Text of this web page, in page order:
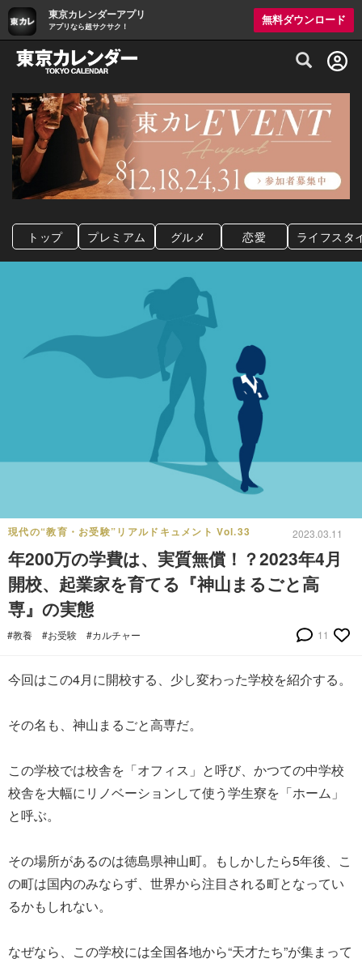
東京カレンダーアプリ
アプリなら超サクサク！
無料ダウンロード
グルメ情報・プレミアムレストラン予約
トップ プレミアム グルメ 恋愛 ライフスタ
現代の“教育・お受験”リアルドキュメント Vol.33 2023.03.11
年200万の学費は、実質無償！？2023年4月
開校、起業家を育てる『神山まるごと高
専』の実態
#教養 #お受験 #カルチャー 11
今回はこの4月に開校する、少し変わった学校を紹介する。
その名も、神山まるごと高専だ。
この学校では校舎を「オフィス」と呼び、かつての中学校
校舎を大幅にリノベーションして使う学生寮を「ホーム」
と呼ぶ。
その場所があるのは徳島県神山町。もしかしたら5年後、こ
の町は国内のみならず、世界から注目される町となってい
るかもしれない。
なぜなら、この学校には全国各地から“天才たち”が集まって